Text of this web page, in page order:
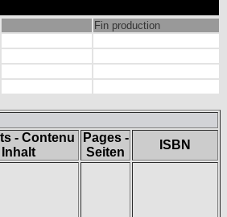
Fin production
- Contenu
Inhalt
Pages -
Seiten
ISBN